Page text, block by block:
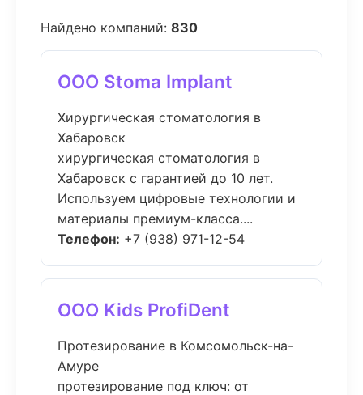
Найдено компаний: 830
ООО Stoma Implant
Хирургическая стоматология в
Хабаровск
хирургическая стоматология в
Хабаровск с гарантией до 10 лет.
Используем цифровые технологии и
материалы премиум-класса....
Телефон: +7 (938) 971-12-54
ООО Kids ProfiDent
Протезирование в Комсомольск-на-
Амуре
протезирование под ключ: от